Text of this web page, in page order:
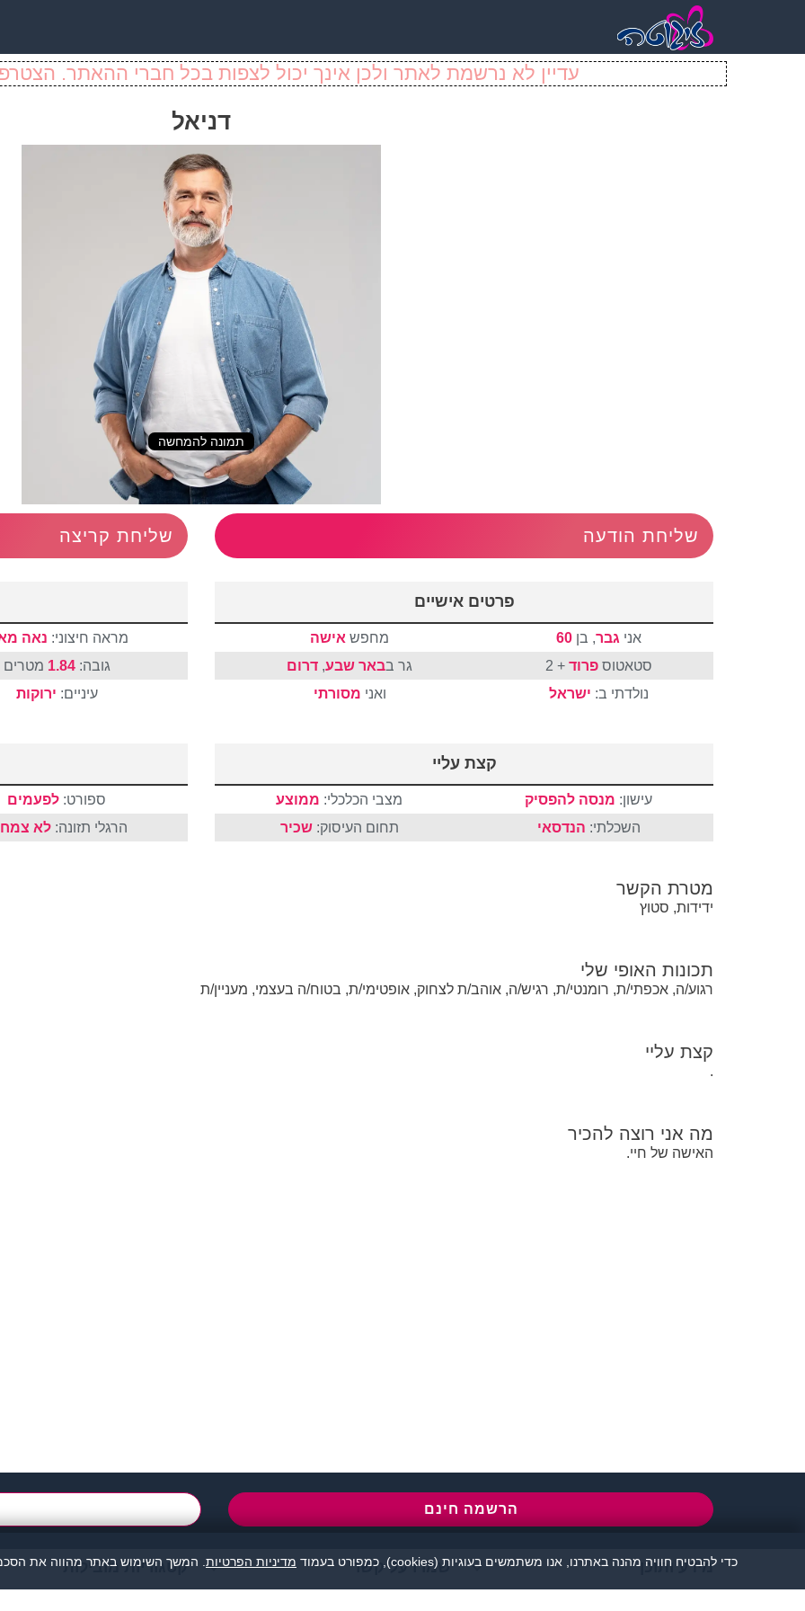
עדיין לא נרשמת לאתר ולכן אינך יכול לצפות בכל חברי ההאתר.
דניאל
תמונה להמחשה
שליחת הודעה שליחת קריצה
פרטים אישיים
אני גבר, בן 60 מחפש אישה
סטאטוס פרוד + 2 גר בבאר שבע, דרום
נולדתי ב: ישראל ואני מסורתי
מראה חיצוני: נאה
גובה:1.84 מטרים
עיניים: ירוקות
קצת עליי
עישון: מנסה להפסיק מצבי הכלכלי: ממוצע
השכלתי: הנדסאי תחום העיסוק:שכיר
ספורט:לפעמים
הרגלי תזונה: לא
מטרת הקשר
ידידות, סטוץ
תכונות האופי שלי
רגוע/ה, אכפתי/ת, רומנטי/ת, רגיש/ה, אוהב/ת לצחוק, אופטימי/ת, בטוח/ה בעצמי, מעניין/ת
קצת עליי
.
מה אני רוצה להכיר
האישה של חיי.
הרשמה חינם077-5030670
מידע ותוכן שמרו על קשר קטגוריות מובילות כדי להבטיח חוויה מהנה באתרנו, אנו משתמשים בעוגיות (cookies), כמפורט בעמוד מדיניות הפרטיות . המשך השימוש באתר מהווה את